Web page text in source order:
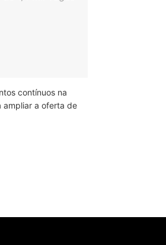
contínuos na
ampliar a oferta de